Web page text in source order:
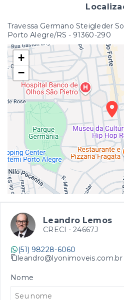
Travessa Germano Steigleder
Porto Alegre/RS - 91360-290
+
−
Leandro Lemos
CRECI - 24667J
(51) 98228-6060
leandro@lyonimoveis.com.br
Nome